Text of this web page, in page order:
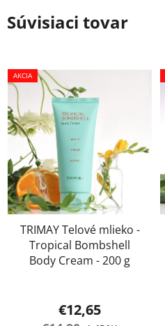
Súvisiaci tovar
AKCIA
TRIMAY Telové mlieko -
Tropical Bombshell
Body Cream - 200 g
€12,65